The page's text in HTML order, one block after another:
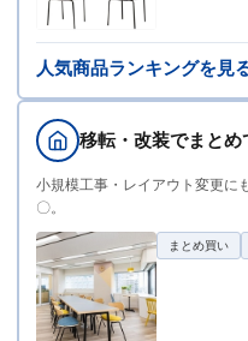
人気商品ランキングを見
移転・改装でまとめ
小規模工事・レイアウト変更に
〇。
まとめ買い